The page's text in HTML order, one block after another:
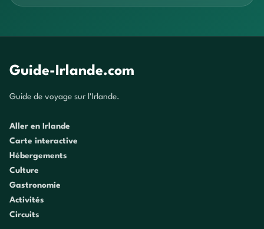
Guide-Irlande.com
Guide de voyage sur l'Irlande.
Aller en Irlande
Carte interactive
Hébergements
Culture
Gastronomie
Activités
Circuits